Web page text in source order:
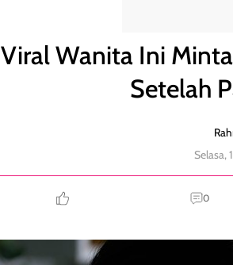
Viral Wanita Ini
Setelah
Selasa,
0